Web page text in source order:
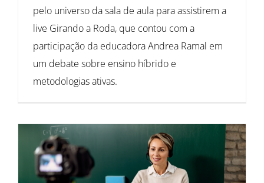
pelo universo da sala de aula para assistirem a
live Girando a Roda, que contou com a
participação da educadora Andrea Ramal em
um debate sobre ensino híbrido e
metodologias ativas.